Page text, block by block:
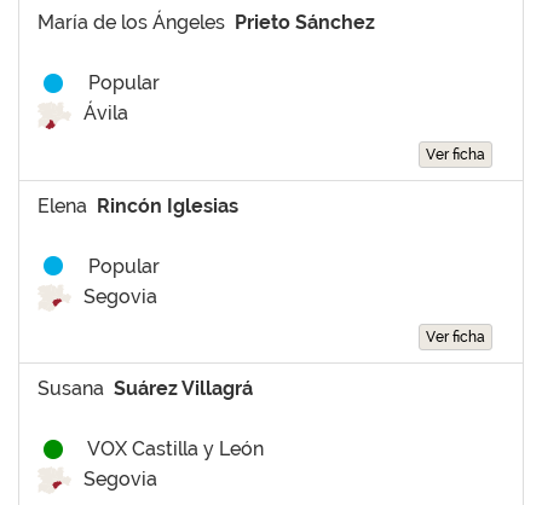
María de los Ángeles Prieto Sánchez
Popular
Ávila
Ver ficha
Elena Rincón Iglesias
Popular
Segovia
Ver ficha
Susana Suárez Villagrá
VOX Castilla y León
Segovia